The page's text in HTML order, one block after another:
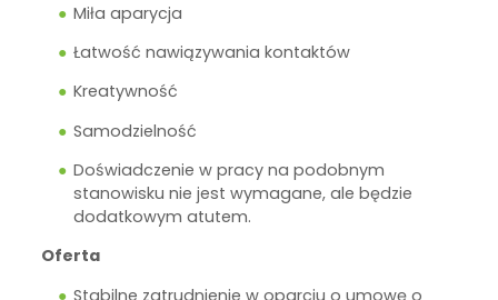
Miła aparycja
Łatwość nawiązywania kontaktów
Kreatywność
Samodzielność
Doświadczenie w pracy na podobnym
stanowisku nie jest wymagane, ale będzie
dodatkowym atutem.
Oferta
Stabilne zatrudnienie w oparciu o umowę o